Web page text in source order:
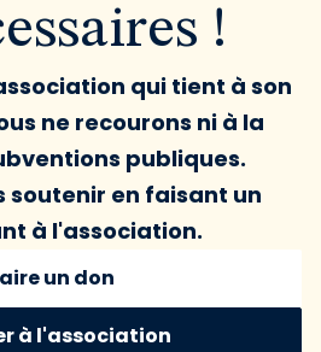
!
qui tient à son
ne recourons ni à la
publiques.
soutenir en faisant un
à l'association.
un don
à l'association